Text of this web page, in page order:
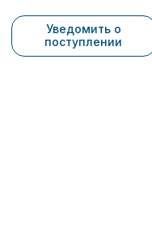
Уведомить о
поступлении